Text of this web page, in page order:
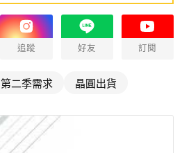
追蹤 好友 訂閱
第二季需求 晶圓出貨